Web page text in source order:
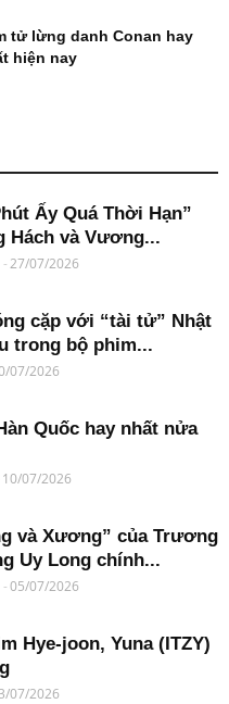
tử lừng danh Conan hay
hiện nay
Ấy Quá Thời Hạn”
Hách và Vương...
-27/07/2026
cặp với “tài tử” Nhật
trong bộ phim...
07/2026
Quốc hay nhất nửa
10/07/2026
và Xương” của Trương
Uy Long chính...
-05/07/2026
Hye-joon, Yuna (ITZY)
07/2026